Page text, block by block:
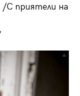
С приятели на